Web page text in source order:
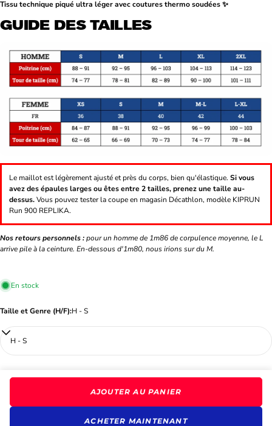
Tissu technique piqué ultra léger avec coutures thermo soudées ✨
GUIDE DES TAILLES
Le maillot est légèrement ajusté et près du corps, bien qu'élastique. Si vous
avez des épaules larges ou êtes entre 2 tailles, prenez une taille au-
dessus.Vous pouvez tester la coupe en magasin Décathlon, modèle KIPRUN
Run 900 REPLIKA.
Nos retours personnels :pour un homme de 1m86 de corpulence moyenne, le L
arrive pile à la ceinture. En-dessous d'1m80, nous irions sur du M.
En stock
Taille et Genre (H/F):H - S
AJOUTER AU PANIER
ACHETER MAINTENANT